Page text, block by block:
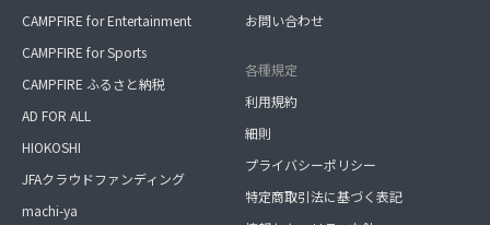
CAMPFIRE for Entertainment
CAMPFIRE for Sports
CAMPFIRE ふるさと納税
AD FOR ALL
HIOKOSHI
JFAクラウドファンディング
machi-ya
お問い合わせ
各種規定
利用規約
細則
プライバシーポリシー
特定商取引法に基づく表記